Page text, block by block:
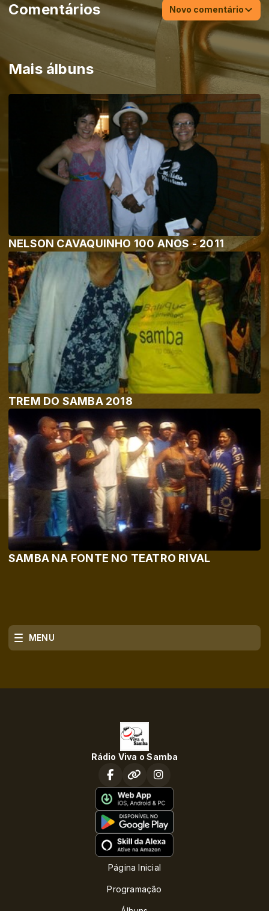
Mais álbuns
NELSON CAVAQUINHO 100 ANOS - 2011
TREM DO SAMBA 2018
SAMBA NA FONTE NO TEATRO RIVAL
Comentários Novo comentário
MENU
Rádio Viva o Samba
Página Inicial
Programação